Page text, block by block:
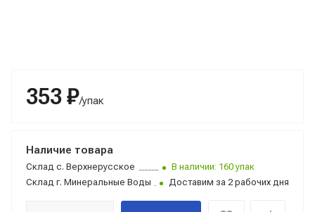
353 ₽/упак
Наличие товара
Склад с. Верхнерусское
В наличии: 160 упак
Склад г. Минеральные Воды Доставим за 2 рабочих дня